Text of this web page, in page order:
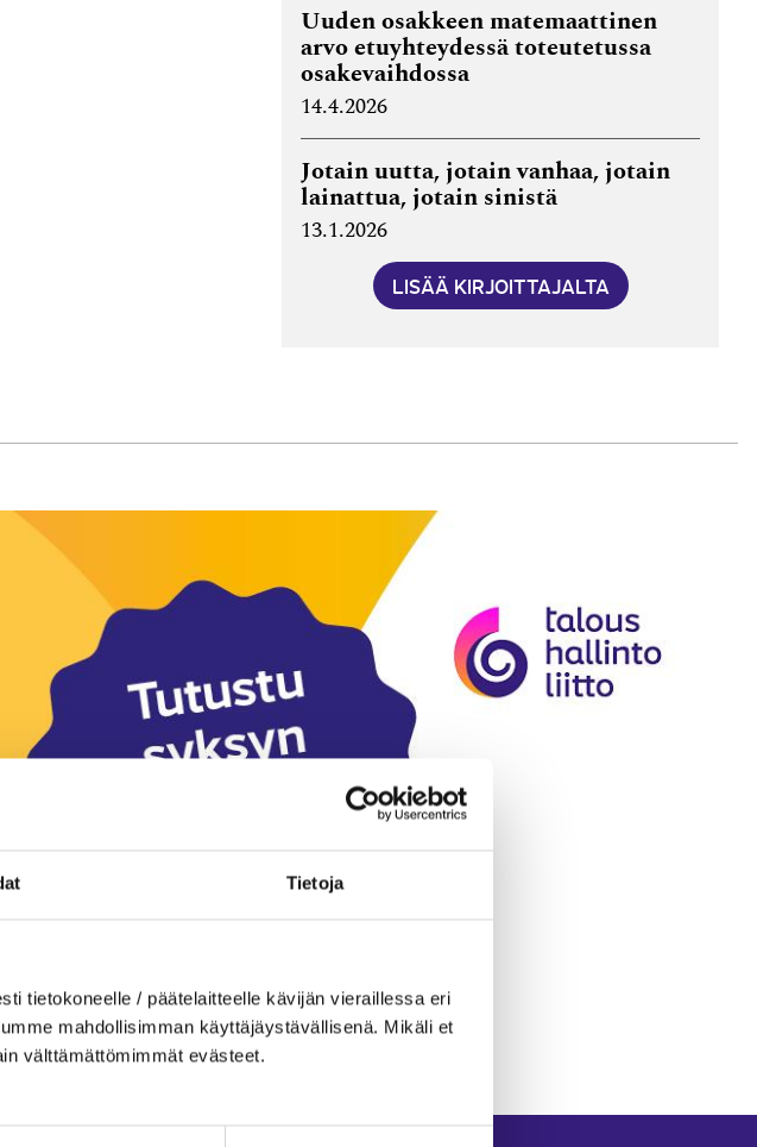
Tietoja
tietokoneelle / päätelaitteelle kävijän vieraillessa eri
mahdollisimman käyttäjäystävällisenä. Mikäli et
välttämättömimmät evästeet.
Uuden osakkeen matemaattinen
arvo etuyhteydessä toteutetussa
osakevaihdossa
14.4.2026
Jotain uutta, jotain vanhaa, jotain
lainattua, jotain sinistä
13.1.2026
LISÄÄ KIRJOITTAJALTA